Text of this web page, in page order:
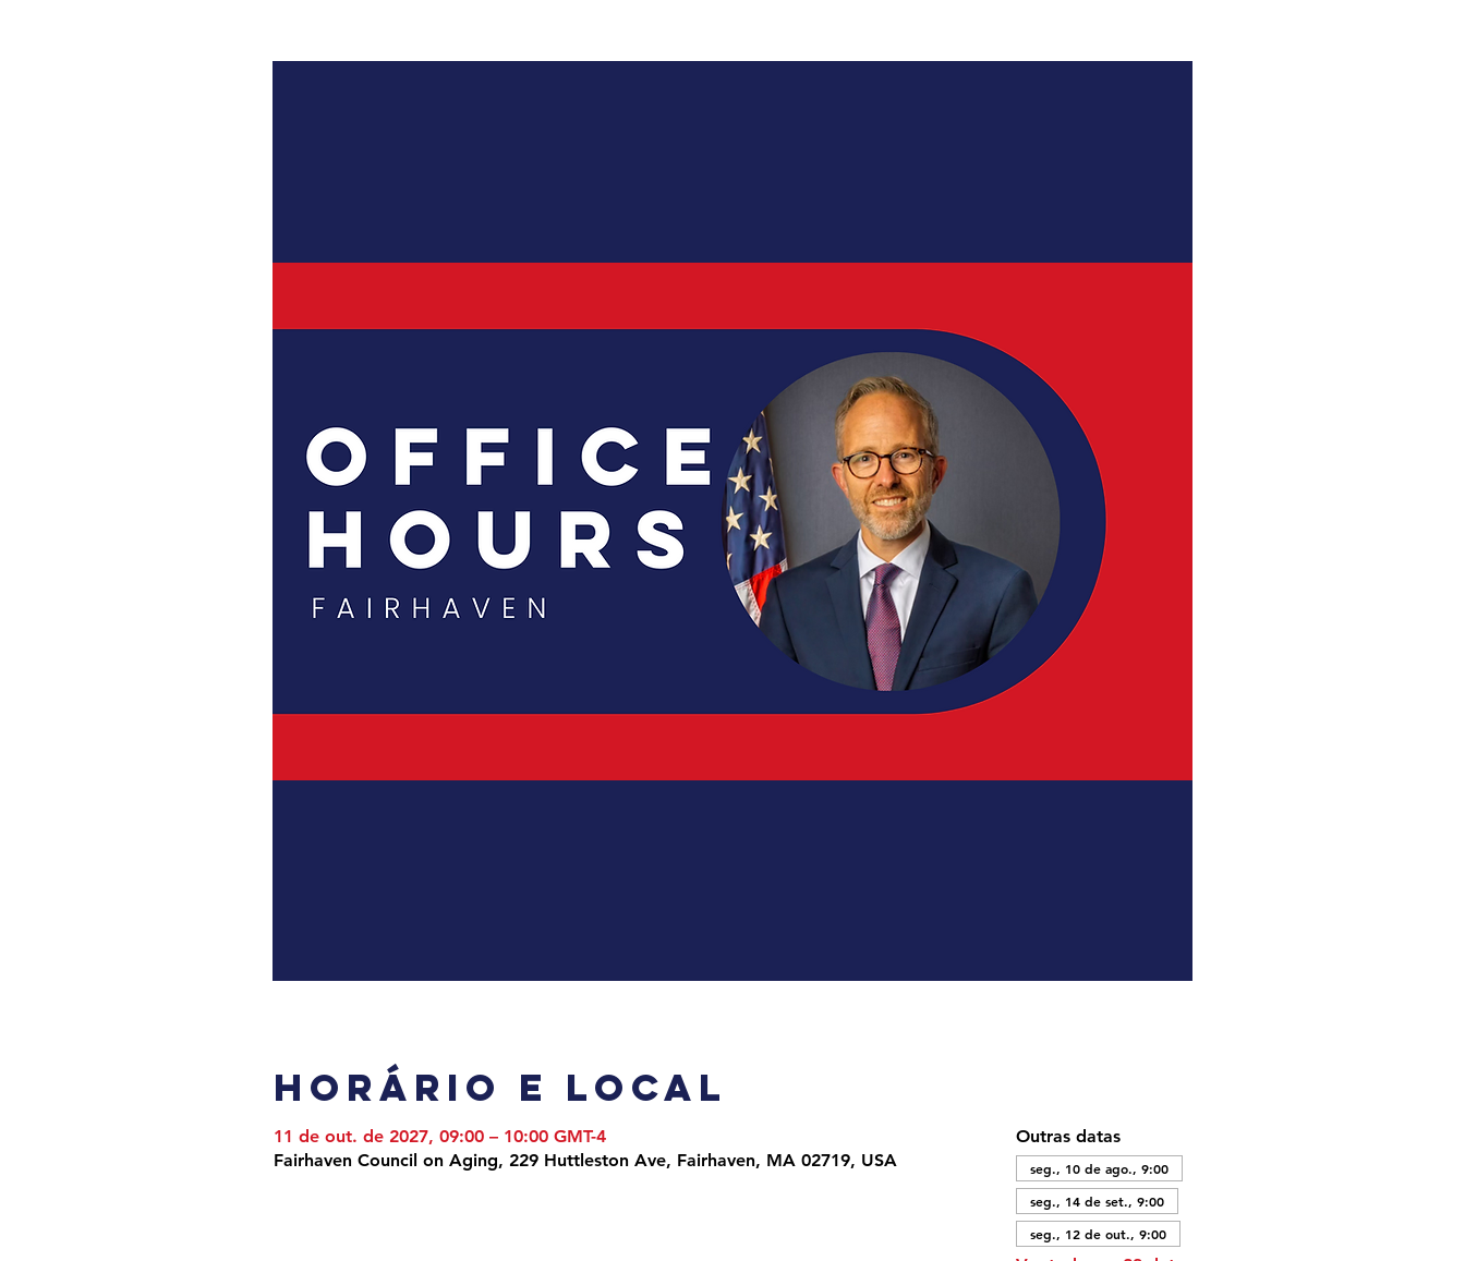
Horário e local
11 de out. de 2027, 09:00 – 10:00 GMT-4
Fairhaven Council on Aging, 229 Huttleston Ave, Fairhaven, MA 02719, USA
Outras datas
seg., 10 de ago., 9:00
seg., 14 de set., 9:00
seg., 12 de out., 9:00